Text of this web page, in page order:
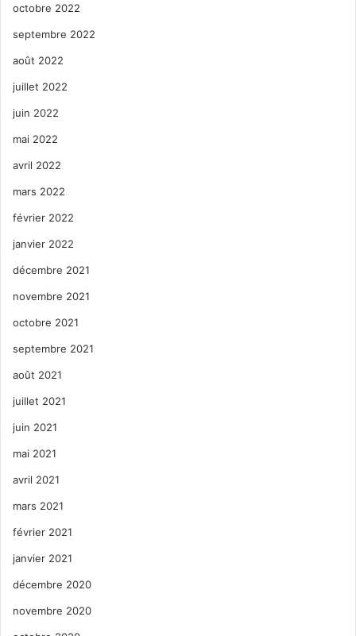
octobre 2022
septembre 2022
août 2022
juillet 2022
juin 2022
mai 2022
avril 2022
mars 2022
février 2022
janvier 2022
décembre 2021
novembre 2021
octobre 2021
septembre 2021
août 2021
juillet 2021
juin 2021
mai 2021
avril 2021
mars 2021
février 2021
janvier 2021
décembre 2020
novembre 2020